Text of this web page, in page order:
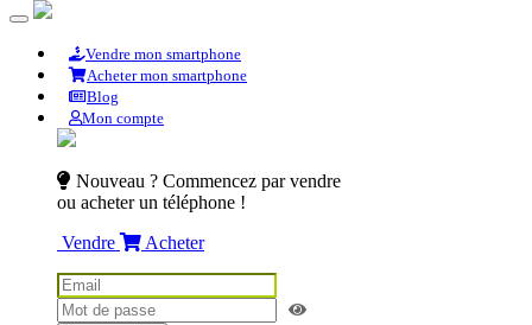
Vendre mon smartphone
Acheter mon smartphone
Blog
Mon compte
Nouveau ? Commencez par vendre
ou acheter un téléphone !
Vendre
Acheter